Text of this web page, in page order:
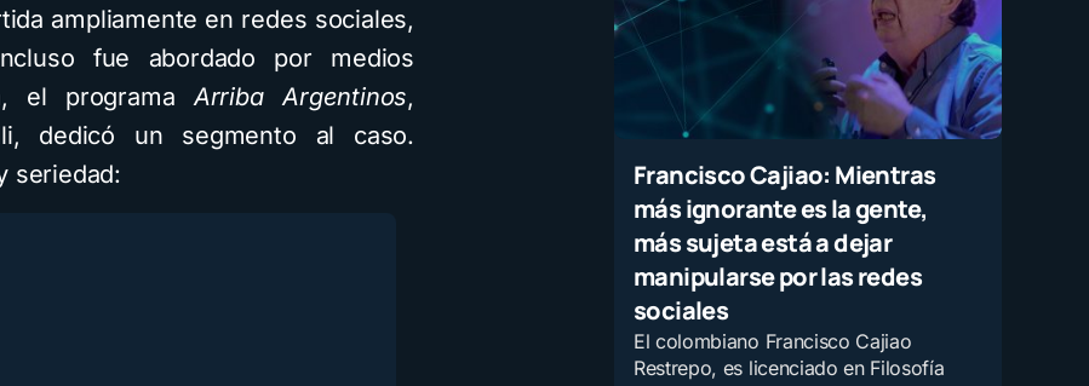
ampliamente en redes sociales,
fue abordado por medios
el programa Arriba Argentinos,
dedicó un segmento al caso.
seriedad:
Francisco Cajiao: Mientras
más ignorante es la gente,
más sujeta está a dejar
manipularse por las redes
sociales
El colombiano Francisco Cajiao
Restrepo, es licenciado en Filosofía